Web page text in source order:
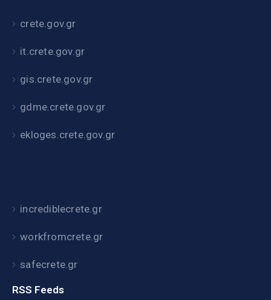
crete.gov.gr
it.crete.gov.gr
gis.crete.gov.gr
gdme.crete.gov.gr
ekloges.crete.gov.gr
incrediblecrete.gr
workfromcrete.gr
safecrete.gr
RSS Feeds